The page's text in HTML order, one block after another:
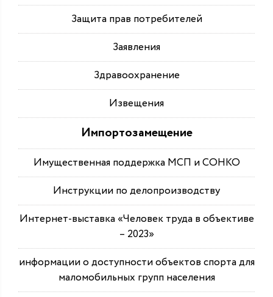
Защита прав потребителей
Заявления
Здравоохранение
Извещения
Импортозамещение
Имущественная поддержка МСП и СОНКО
Инструкции по делопроизводству
Интернет-выставка «Человек труда в объективе
– 2023»
информации о доступности объектов спорта для
маломобильных групп населения